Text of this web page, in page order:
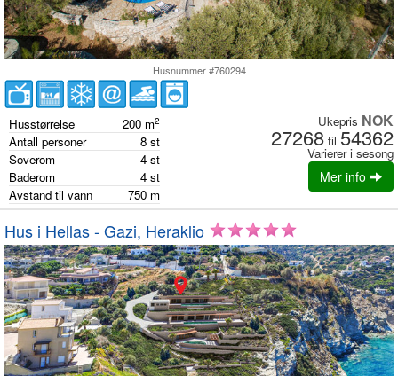
Husnummer #760294
Husstørrelse 200 m2
Antall personer 8 st
Soverom
4 st
Baderom
4 st
Avstand til vann
750 m
Ukepris NOK
27268 til 54362
Varierer i sesong
Mer info
Hus i Hellas - Gazi, Heraklio